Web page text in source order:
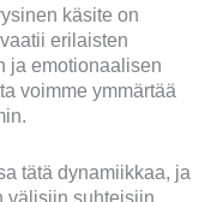
käsite on
erilaisten
ja emotionaalisen
voimme ymmärtää
tätä dynamiikkaa, ja
välisiin suhteisiin.